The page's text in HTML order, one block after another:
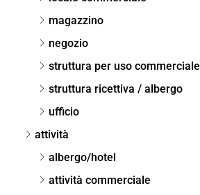
magazzino
negozio
struttura per uso commerciale
struttura ricettiva / albergo
ufficio
attività
albergo/hotel
attività commerciale